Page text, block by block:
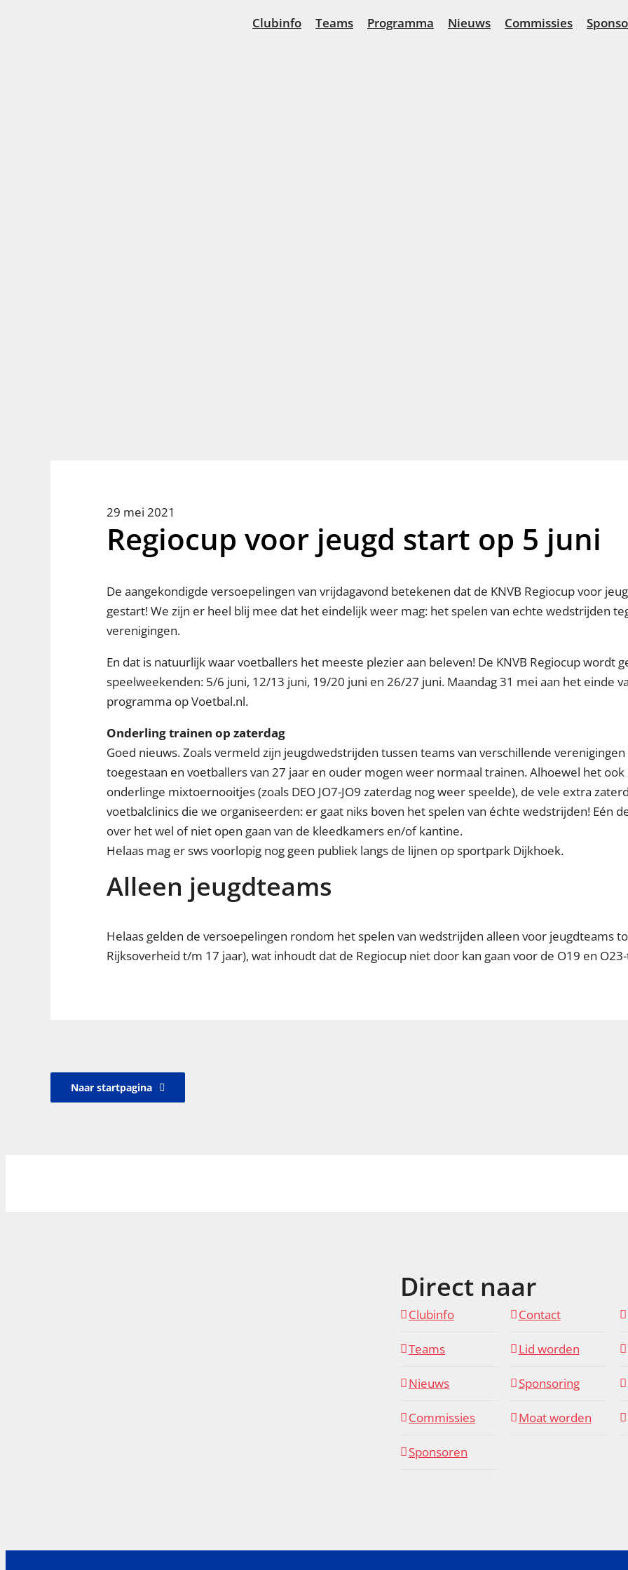
Clubinfo Teams Programma Nieuws Commissies
29 mei 2021
Regiocup voor jeugd start op 5 juni
De aangekondigde versoepelingen van vrijdagavond betekenen dat de KNVB Regiocup voor
gestart! We zijn er heel blij mee dat het eindelijk weer mag: het spelen van echte wedstrijden
verenigingen.
En dat is natuurlijk waar voetballers het meeste plezier aan beleven! De KNVB Regiocup wordt
speelweekenden: 5/6 juni, 12/13 juni, 19/20 juni en 26/27 juni. Maandag 31 mei aan het einde
programma op Voetbal.nl.
Onderling trainen op zaterdag
Goed nieuws. Zoals vermeld zijn jeugdwedstrijden tussen teams van verschillende
toegestaan en voetballers van 27 jaar en ouder mogen weer normaal trainen. Alhoewel het
onderlinge mixtoernooitjes (zoals DEO JO7-JO9 zaterdag nog weer speelde), de vele extra
voetbalclinics die we organiseerden: er gaat niks boven het spelen van échte wedstrijden! Eén
over het wel of niet open gaan van de kleedkamers en/of kantine.
Helaas mag er sws voorlopig nog geen publiek langs de lijnen op sportpark Dijkhoek.
Alleen jeugdteams
Helaas gelden de versoepelingen rondom het spelen van wedstrijden alleen voor jeugdteams
Rijksoverheid t/m 17 jaar), wat inhoudt dat de Regiocup niet door kan gaan voor de O19 en
Naar startpagina
Direct naar
Clubinfo
Teams
Nieuws
Commissies
Sponsoren
Contact
Lid worden
Sponsoring
Moat worden